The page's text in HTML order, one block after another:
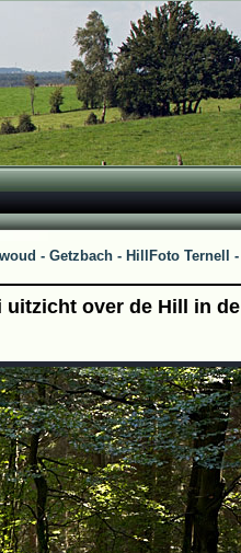
- Getzbach - Hill
Foto Ternell -
uitzicht over de Hill in de